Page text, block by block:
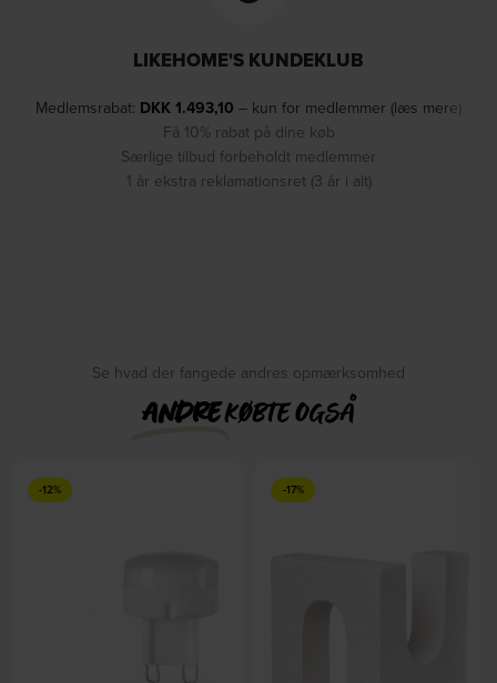
LIKEHOME'S KUNDEKLUB
Medlemsrabat: DKK 1.493,10 – kun for medlemmer (læs mere)
Få 10% rabat på dine køb
Særlige tilbud forbeholdt medlemmer
1 år ekstra reklamationsret (3 år i alt)
Se hvad der fangede andres opmærksomhed
ANDREKØBTE OGSÅ
-12% -17%